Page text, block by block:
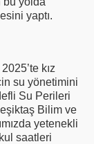
yaptı.
kız
su yönetimini
Su Perileri
Bilim ve
yetenekli
saatleri